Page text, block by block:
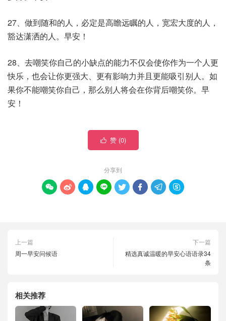
27、做到随和的人，必定是高瞻远瞩的人，宽宏大度的人，
豁达潇洒的人。早安！
28、去嘲笑你自己的小缺点的能力不仅会使你作为一个人更
快乐，也会让你更强大、更有影响力并且更能吸引别人。如
果你不能嘲笑你自己，那么别人将会在你背后嘲笑你。早
安！
 赞 (0)
分享到
       
上一篇
周一早安问候语
下一篇
精选真诚温暖的早安心语语录34
条
相关推荐